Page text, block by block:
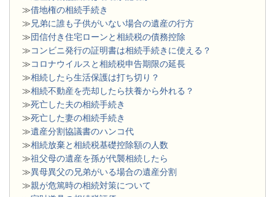
≫借地権の相続手続き
≫ 兄弟に誰も子供がいない場合の遺産の行方
≫団信付き住宅ローンと相続税の債務控除
≫コンビニ発行の証明書は相続手続きに使える？
≫コロナウイルスと相続税申告期限の延長
≫相続したら生活保護は打ち切り？
≫相続不動産を売却したら扶養から外れる？
≫死亡した夫の相続手続き
≫死亡した妻の相続手続き
≫遺産分割協議書のハンコ代
≫相続放棄と相続税基礎控除額の人数
≫祖父母の遺産を孫が代襲相続したら
≫異母異父の兄弟がいる場合の遺産分割
≫親が危篤時の相続対策について